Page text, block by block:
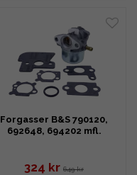
Forgasser B&S 790120,
692648, 694202 mfl.
324 kr 649 kr